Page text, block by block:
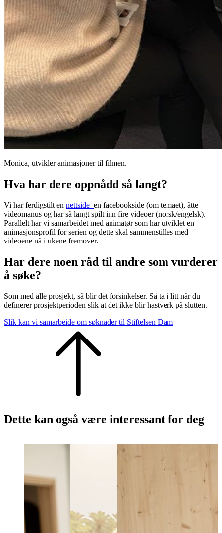
Monica, utvikler animasjoner til filmen.
Hva har dere oppnådd så langt?
Vi har ferdigstilt en nettside en facebookside (om temaet), åtte
videomanus og har så langt spilt inn fire videoer (norsk/engelsk).
Parallelt har vi samarbeidet med animatør som har utviklet en
animasjonsprofil for serien og dette skal sammenstilles med
videoene nå i ukene fremover.
Har dere noen råd til andre som vurderer
å søke?
Som med alle prosjekt, så blir det forsinkelser. Så ta i litt når du
definerer prosjektperioden slik at det ikke blir hastverk på slutten.
Slik kan vi samarbeide om søknader til Stiftelsen Dam
Dette kan også være interessant for deg